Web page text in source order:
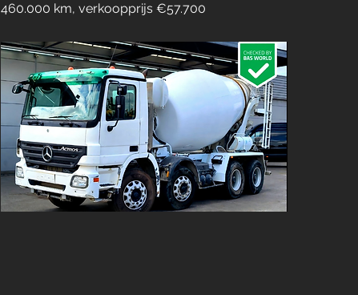
460.000 km, verkoopprijs €57.700